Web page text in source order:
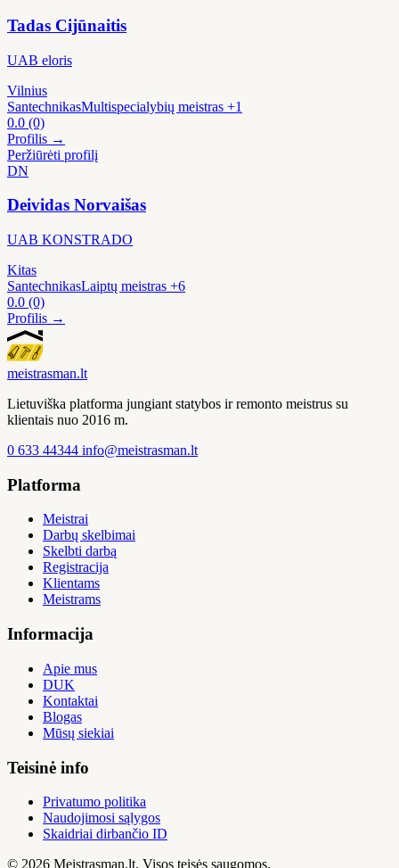
Tadas Cijūnaitis
UAB eloris
Vilnius
SantechnikasMultispecialybių meistras +1
0.0 (0)
Profilis →
Peržiūrėti profilį
DN
Deividas Norvaišas
UAB KONSTRADO
Kitas
SantechnikasLaiptų meistras +6
0.0 (0)
Profilis →
meistrasman.lt
Lietuviška platforma jungiant statybos ir remonto meistrus su
klientais nuo 2016 m.
0 633 44344 info@meistrasman.lt
Platforma
Meistrai
Darbų skelbimai
Skelbti darbą
Registracija
Klientams
Meistrams
Informacija
Apie mus
DUK
Kontaktai
Blogas
Mūsų siekiai
Teisinė info
Privatumo politika
Naudojimosi sąlygos
Skaidriai dirbančio ID
© 2026 Meistrasman.lt. Visos teisės saugomos.